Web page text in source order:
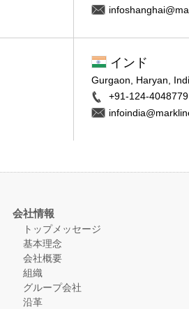
インド
Gurgaon, Haryan,
+91-124-4048779
会社情報
トップメッセージ
基本理念
会社概要
組織
グループ会社
沿革